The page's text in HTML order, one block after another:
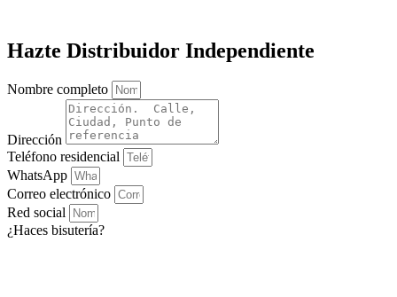
Hazte Distribuidor Independiente
Nombre completo
Dirección
Teléfono residencial
WhatsApp
Correo electrónico
Red social
¿Haces bisutería?